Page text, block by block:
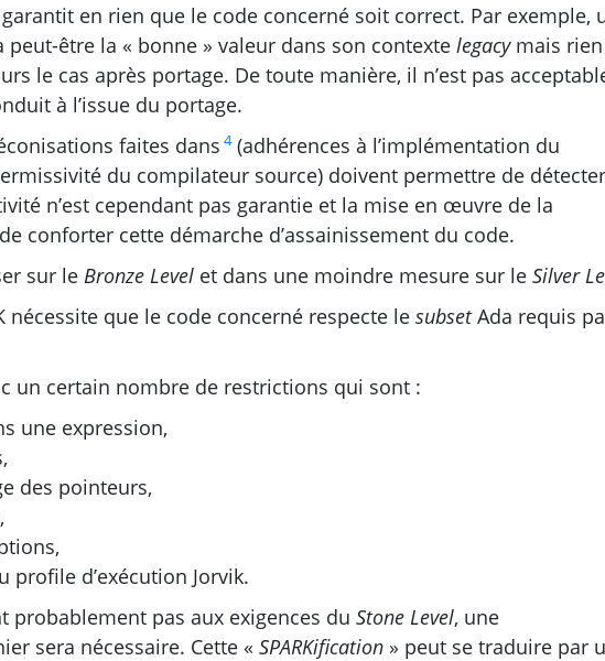
en rien que le code concerné soit correct. Par exemple,
être la « bonne » valeur dans son contexte legacymais
le cas après portage. De toute manière, il n’est pas
à l’issue du portage.
faites dans 4(adhérences à l’implémentation du
du compilateur source) doivent permettre de
n’est cependant pas garantie et la mise en œuvre de la
conforter cette démarche d’assainissement du code.
sur le Bronze Level et dans une moindre mesure sur le Silver
nécessite que le code concerné respecte le subsetAda requis
un certain nombre de restrictions qui sont :
une expression,
des pointeurs,
profile d’exécution Jorvik.
probablement pas aux exigences du Stone Level, une
sera nécessaire. Cette « SPARKification » peut se traduire par